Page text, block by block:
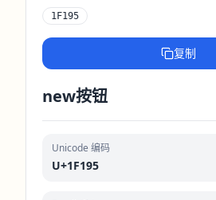
1F195
复制
new按钮
Unicode 编码
U+1F195